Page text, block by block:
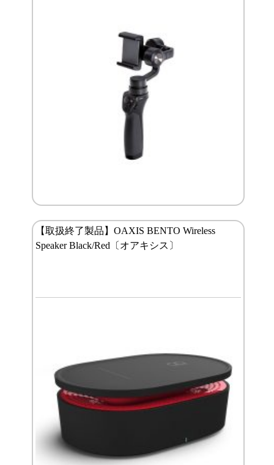
【取扱終了製品】OAXIS BENTO Wireless
Speaker Black/Red〔オアキシス〕